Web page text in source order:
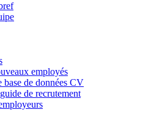
employés
base de données CV
de recrutement